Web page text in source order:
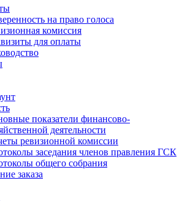
на право голоса
комиссия
для оплаты
показатели финансово-
деятельности
ревизионной комиссии
заседания членов правления ГСК
общего собрания
заказа